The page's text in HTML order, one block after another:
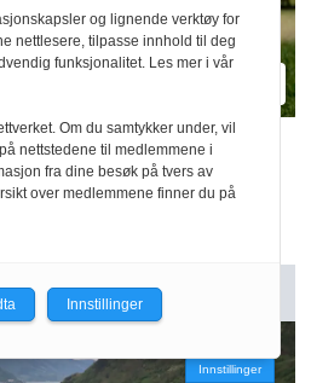
med app
Innstillinger
og lignende verktøy for
nettlesere, tilpasse innhold til deg
funksjonalitet. Les mer i vår
Om du samtykker under, vil
nettstedene til medlemmene i
fra dine besøk på tvers av
over medlemmene finner du på
Innstillinger